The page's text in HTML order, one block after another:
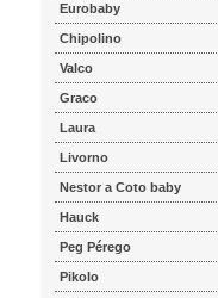
Eurobaby
Chipolino
Valco
Graco
Laura
Livorno
Nestor a Coto baby
Hauck
Peg Pérego
Pikolo